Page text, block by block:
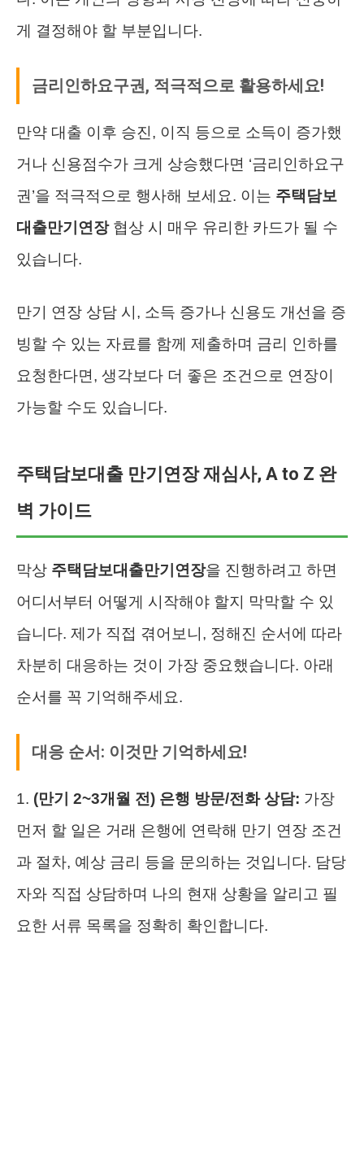
게 결정해야 할 부분입니다.
금리인하요구권, 적극적으로 활용하세요!
만약 대출 이후 승진, 이직 등으로 소득이 증가했
거나 신용점수가 크게 상승했다면 ‘금리인하요구
권’을 적극적으로 행사해 보세요. 이는 주택담보
대출만기연장협상 시 매우 유리한 카드가 될 수
있습니다.
만기 연장 상담 시, 소득 증가나 신용도 개선을 증
빙할 수 있는 자료를 함께 제출하며 금리 인하를
요청한다면, 생각보다 더 좋은 조건으로 연장이
가능할 수도 있습니다.
주택담보대출 만기연장 재심사, A to Z 완
벽 가이드
막상 주택담보대출만기연장을 진행하려고 하면
어디서부터 어떻게 시작해야 할지 막막할 수 있
습니다. 제가 직접 겪어보니, 정해진 순서에 따라
차분히 대응하는 것이 가장 중요했습니다. 아래
순서를 꼭 기억해주세요.
대응 순서: 이것만 기억하세요!
1. (만기 2~3개월 전) 은행 방문/전화 상담: 가장
먼저 할 일은 거래 은행에 연락해 만기 연장 조건
과 절차, 예상 금리 등을 문의하는 것입니다. 담당
자와 직접 상담하며 나의 현재 상황을 알리고 필
요한 서류 목록을 정확히 확인합니다.